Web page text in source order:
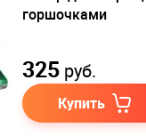
горшочками
325 руб.
Купить